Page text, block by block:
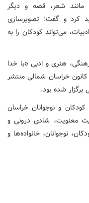
شعر، قصه و دیگر
کرد و گفت: تصویرسازی
می‌تواند کودکان را به
هنری و ادبی «با خدا
از سوی کانون خراسان شمالی منتشر
شده بود.
و نوجوانان خراسان
معنویت، شادی درونی و
نوجوانان، خانواده‌ها و